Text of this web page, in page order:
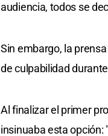
audiencia, todos se
Sin embargo, la
de culpabilidad
Al finalizar el primer
insinuaba esta